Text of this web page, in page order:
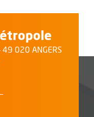
020 ANGERS
nous
une